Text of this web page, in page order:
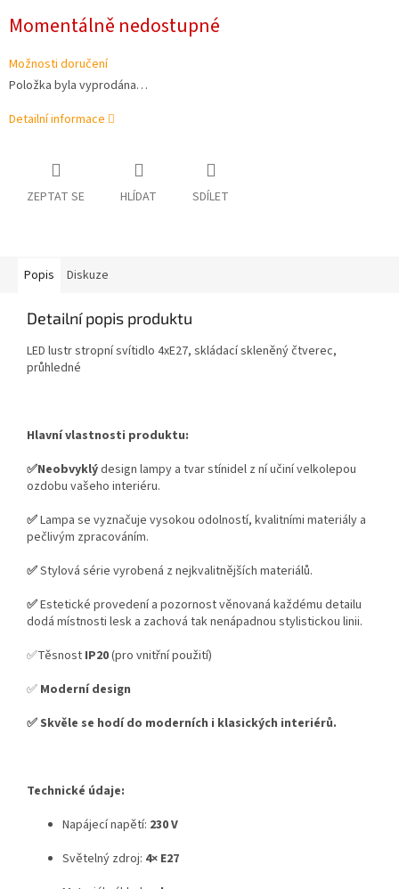
cena:
Momentálně nedostupné
Možnosti doručení
Položka byla vyprodána…
Detailní informace
ZEPTAT SE HLÍDAT SDÍLET
Popis Diskuze
Detailní popis produktu
LED lustr stropní svítidlo 4xE27, skládací skleněný čtverec,
průhledné
Hlavní vlastnosti produktu:
✅Neobvyklýdesign lampy a tvar stínidel z ní učiní velkolepou
ozdobu vašeho interiéru.
✅Lampa se vyznačuje vysokou odolností, kvalitními materiály a
pečlivým zpracováním.
✅Stylová série vyrobená z nejkvalitnějších materiálů.
✅Estetické provedení a pozornost věnovaná každému detailu
dodá místnosti lesk a zachová tak nenápadnou stylistickou linii.
✅Těsnost IP20(pro vnitřní použití)
✅ Moderní design
✅ Skvěle se hodí do moderních i klasických interiérů.
Technické údaje:
Napájecí napětí: 230 V
Světelný zdroj: 4× E27